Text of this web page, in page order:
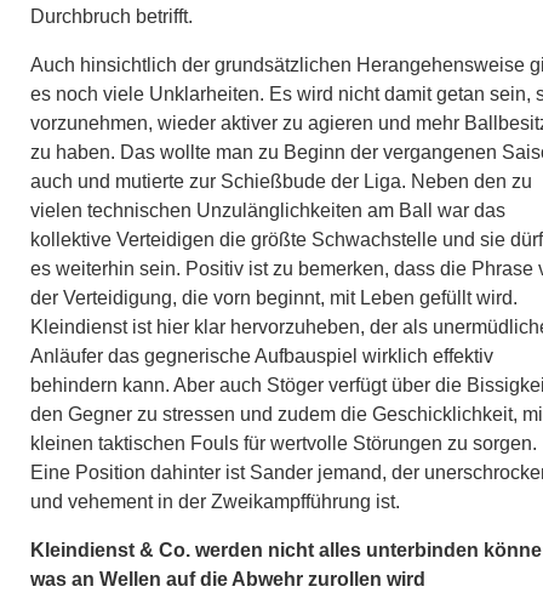
Durchbruch betrifft.
Auch hinsichtlich der grundsätzlichen Herangehensweise
es noch viele Unklarheiten. Es wird nicht damit getan sein,
vorzunehmen, wieder aktiver zu agieren und mehr
zu haben. Das wollte man zu Beginn der vergangenen
auch und mutierte zur Schießbude der Liga. Neben den zu
vielen technischen Unzulänglichkeiten am Ball war das
kollektive Verteidigen die größte Schwachstelle und sie
es weiterhin sein. Positiv ist zu bemerken, dass die Phrase
der Verteidigung, die vorn beginnt, mit Leben gefüllt wird.
Kleindienst ist hier klar hervorzuheben, der als
Anläufer das gegnerische Aufbauspiel wirklich effektiv
behindern kann. Aber auch Stöger verfügt über die
den Gegner zu stressen und zudem die Geschicklichkeit,
kleinen taktischen Fouls für wertvolle Störungen zu sorgen.
Eine Position dahinter ist Sander jemand, der
und vehement in der Zweikampfführung ist.
Kleindienst & Co. werden nicht alles unterbinden
was an Wellen auf die Abwehr zurollen wird